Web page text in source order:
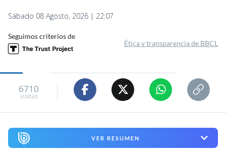
Sábado 08 Agosto, 2026 | 22:07
Seguimos criterios de
Ética y transparencia de BBCL
6710
visitas
VER RESUMEN